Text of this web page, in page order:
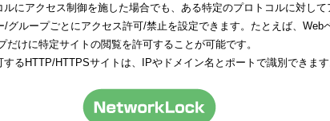
ルにアクセス制御を施した場合でも、ある特定のプロトコルに対し
/グループごとにアクセス許可/禁止を設定できます。たとえば、
だけに特定サイトの閲覧を許可することが可能です。
するHTTP/HTTPSサイトは、IPやドメイン名とポートで識別できます